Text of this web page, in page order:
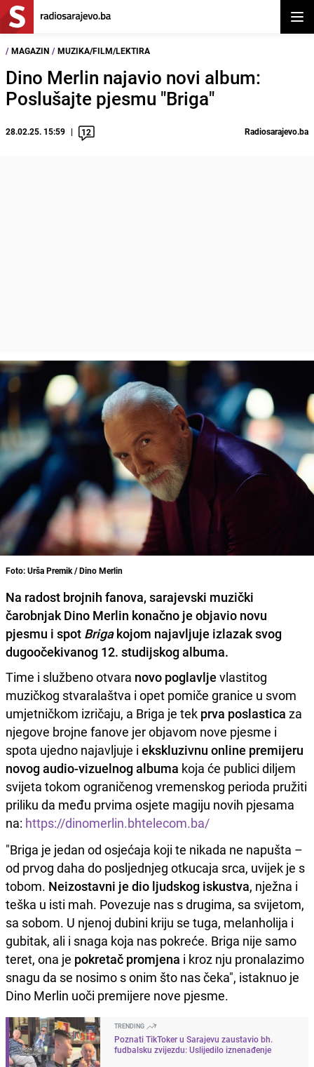
/ MAGAZIN / MUZIKA/FILM/LEKTIRA
Dino Merlin najavio novi album:
Poslušajte pjesmu "Briga"
28.02.25. 15:59 12 Radiosarajevo.ba
Foto: Urša Premik / Dino Merlin
Na radost brojnih fanova, sarajevski muzički
čarobnjak Dino Merlin konačno je objavio novu
pjesmu i spot Brigakojom najavljuje izlazak svog
dugoočekivanog 12. studijskog albuma.
Time i službeno otvara novo poglavlje vlastitog
muzičkog stvaralaštva i opet pomiče granice u svom
umjetničkom izričaju, a Briga je tek prva poslastica za
njegove brojne fanove jer objavom nove pjesme i
spota ujedno najavljuje i ekskluzivnu online premijeru
novog audio-vizuelnog albuma koja će publici diljem
svijeta tokom ograničenog vremenskog perioda pružiti
priliku da među prvima osjete magiju novih pjesama
na: https://dinomerlin.bhtelecom.ba/
"Briga je jedan od osjećaja koji te nikada ne napušta –
od prvog daha do posljednjeg otkucaja srca, uvijek je s
tobom. Neizostavni je dio ljudskog iskustva, nježna i
teška u isti mah. Povezuje nas s drugima, sa svijetom,
sa sobom. U njenoj dubini kriju se tuga, melanholija i
gubitak, ali i snaga koja nas pokreće. Briga nije samo
teret, ona je pokretač promjena i kroz nju pronalazimo
snagu da se nosimo s onim što nas čeka", istaknuo je
Dino Merlin uoči premijere nove pjesme.
TRENDING
Poznati TikToker u Sarajevu zaustavio bh.
fudbalsku zvijezdu: Uslijedilo iznenađenje